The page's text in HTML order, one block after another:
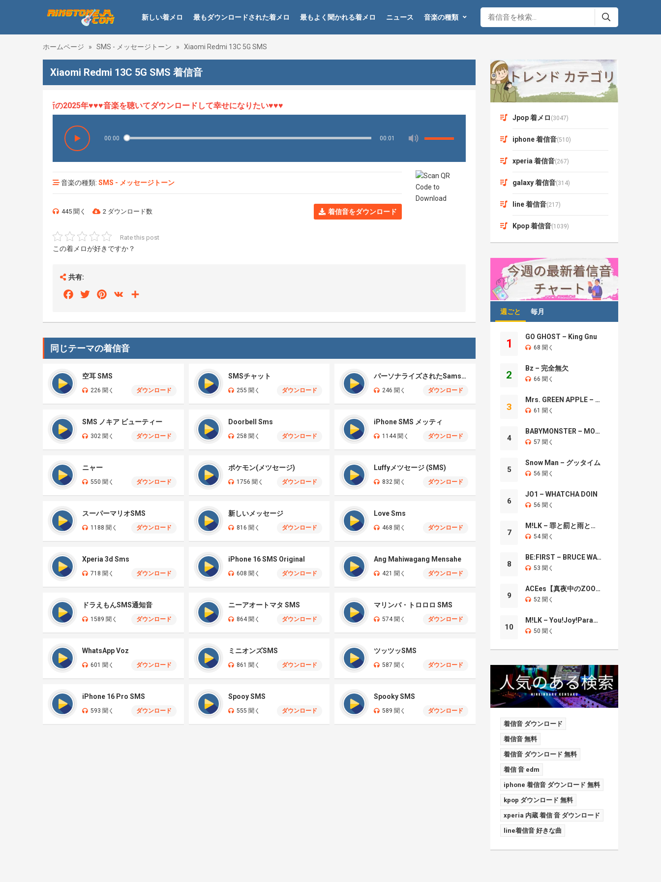
新しい着メロ 最もダウンロードされた着メロ 最もよく聞かれる着メロ ニュース 音楽の種類
ホームページ » SMS - メッセージトーン » Xiaomi Redmi 13C 5G SMS
Xiaomi Redmi 13C 5G SMS 着信音
、最新の2025年♥♥♥音楽を聴いてダウンロードして幸せになりたい♥♥♥
00:00 00:01
音楽の種類: SMS - メッセージトーン
445 聞く 2 ダウンロード数 着信音をダウンロード
Rate this post
この着メロが好きですか？
共有:
FacebookTwitterPinterest
VK
同じテーマの着信音
空耳 SMS
226 聞く ダウンロード
SMSチャット
255 聞く ダウンロード
パーソナライズされたSamsung SMS
246 聞く ダウンロード
SMS ノキア ビューティー
302 聞く ダウンロード
Doorbell Sms
258 聞く ダウンロード
iPhone SMS メッティ
1144 聞く ダウンロード
ニャー
550 聞く ダウンロード
ポケモン(メツセージ)
1756 聞く ダウンロード
Luffyメツセージ (SMS)
832 聞く ダウンロード
スーパーマリオSMS
1188 聞く ダウンロード
新しいメッセージ
816 聞く ダウンロード
Love Sms
468 聞く ダウンロード
Xperia 3d Sms
718 聞く ダウンロード
iPhone 16 SMS Original
608 聞く ダウンロード
Ang Mahiwagang Mensahe
421 聞く ダウンロード
ドラえもんSMS通知音
1589 聞く ダウンロード
ニーアオートマタ SMS
864 聞く ダウンロード
マリンバ・トロロロ SMS
574 聞く ダウンロード
WhatsApp Voz
601 聞く ダウンロード
ミニオンズSMS
861 聞く ダウンロード
ツッツッSMS
587 聞く ダウンロード
iPhone 16 Pro SMS
593 聞く ダウンロード
Spooy SMS
555 聞く ダウンロード
Spooky SMS
589 聞く ダウンロード
Jpop 着メロ (3047)
iphone 着信音(510)
xperia 着信音(267)
galaxy 着信音(314)
line 着信音(217)
Kpop 着信音(1039)
週ごと 毎月
1
GO GHOST – King Gnu
68 聞く
2
Bz – 完全無欠
66 聞く
3
Mrs. GREEN APPLE – Brand New
61 聞く
4
BABYMONSTER – MOON
57 聞く
5
Snow Man – グッタイム
56 聞く
6
JO1 – WHATCHA DOIN
56 聞く
7
M!LK – 罪と罰と雨とキス
54 聞く
8
BE:FIRST – BRUCE WAYNE
53 聞く
9
ACEes【真夜中のZOO】
52 聞く
10
M!LK – You!Joy!Parade!
50 聞く
着信音 ダウンロード
着信音 無料
着信音 ダウンロード 無料
着信 音 edm
iphone 着信音 ダウンロード 無料
kpop ダウンロード 無料
xperia 内蔵 着信 音 ダウンロード
line着信音 好きな曲